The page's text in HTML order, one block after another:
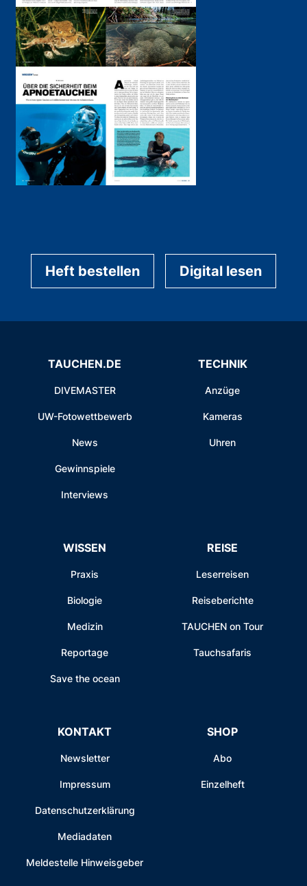
Heft bestellen Digital lesen
TAUCHEN.DE
DIVEMASTER
UW-Fotowettbewerb
News
Gewinnspiele
Interviews
TECHNIK
Anzüge
Kameras
Uhren
WISSEN
Praxis
Biologie
Medizin
Reportage
Save the ocean
REISE
Leserreisen
Reiseberichte
TAUCHEN on Tour
Tauchsafaris
KONTAKT
Newsletter
Impressum
Datenschutzerklärung
Mediadaten
Meldestelle Hinweisgeber
SHOP
Abo
Einzelheft